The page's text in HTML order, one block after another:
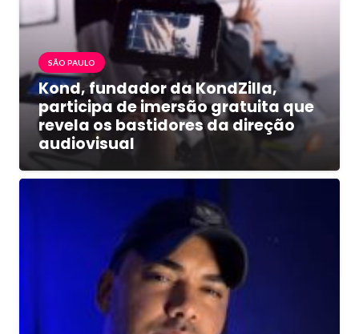
SÃO PAULO
Kond, fundador da KondZilla,
participa de imersão gratuita que
revela os bastidores da direção
audiovisual